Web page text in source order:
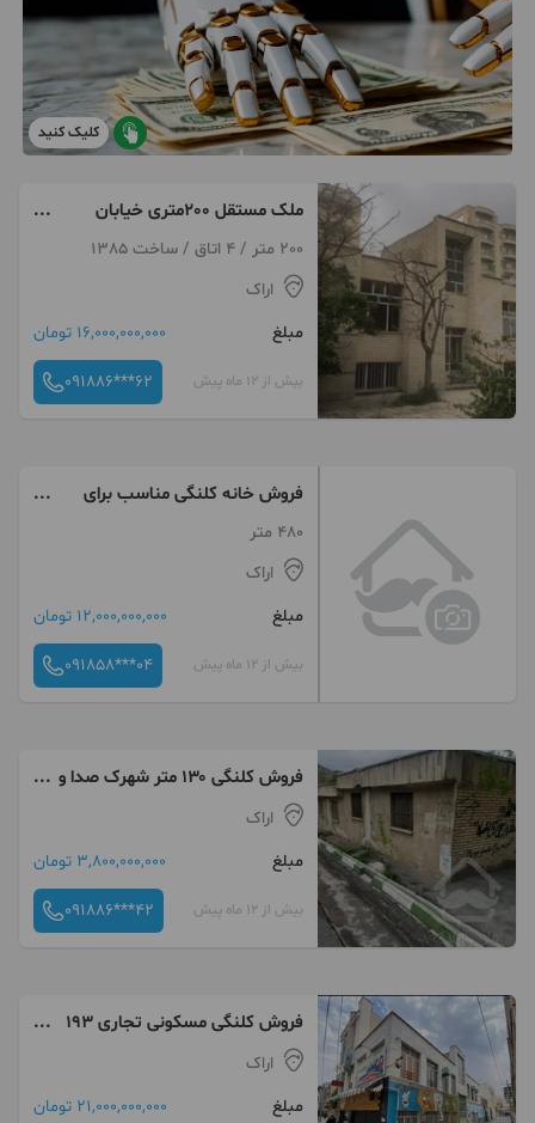
کلیک کنید
ملک مستقل 200متری خیابان
بهزیستی200 متر / 4 اتاق / ساخت 1385
اراک
مبلغ
16,000,000,000 تومان
بیش از 12 ماه پیش 091886***62
فروش خانه کلنگی مناسب برای
ساخت و ساز480 متر
اراک
مبلغ
12,000,000,000 تومان
بیش از 12 ماه پیش 091858***04
فروش کلنگی ۱۳۰ متر شهرک صدا و
سیمااراک
مبلغ
3,800,000,000 تومان
بیش از 12 ماه پیش 091886***42
فروش کلنگی مسکونی تجاری ۱۹۳
متر خیابان ملک
اراک
مبلغ
21,000,000,000 تومان